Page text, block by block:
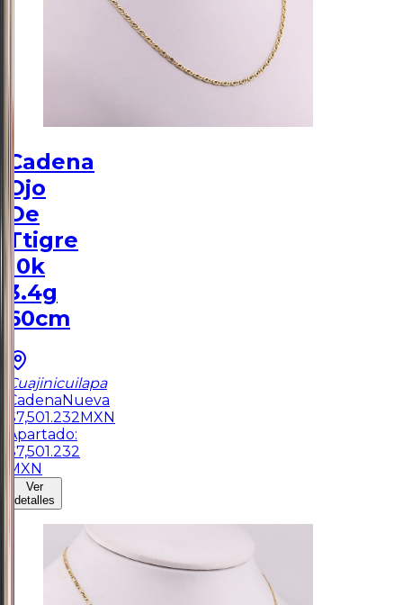
Cadena
Ojo
De
Ttigre
10k
3.4g
60cm
Cuajinicuilapa
CadenaNueva
$7,501.232MXN
Apartado:
$7,501.232
MXN
Ver
detalles